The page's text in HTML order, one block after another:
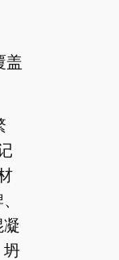
盖
凝
坍